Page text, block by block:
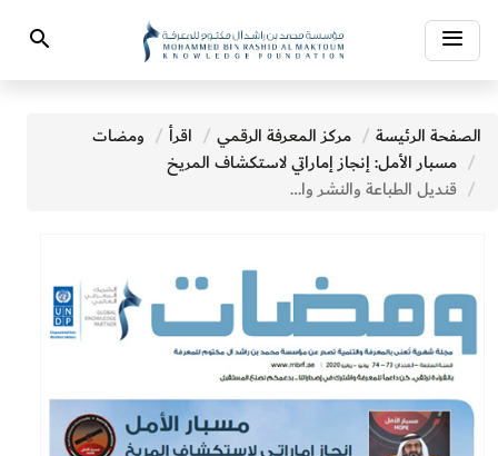
Toggle
navigation
Search
الصفحة الرئيسة مركز المعرفة الرقمي اقرأ
ومضات
مسبار الأمل: إنجاز إماراتي لاستكشاف المريخ
قنديل الطباعة والنشر والتوزيع